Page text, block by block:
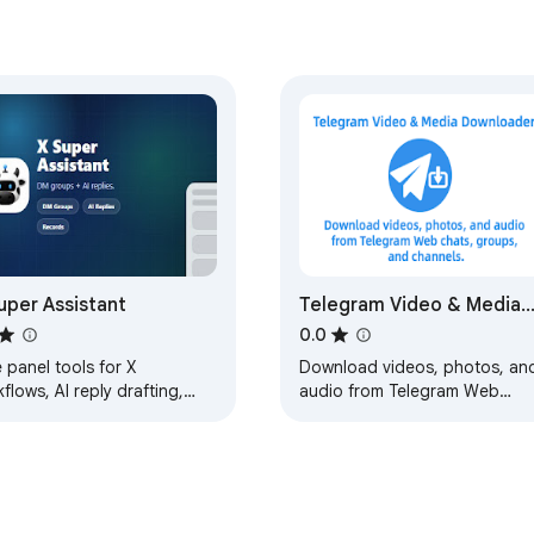
Kick sohbetinde kendi tarzını oluştur. 💜
resmî ürünü değildir. Uzantı Kick.com üzerinde
Assistant
panel tools for X
AI reply drafting,
Telegram Video & Media
Downloader
0.0
Download videos, photos,
audio from Telegram Web